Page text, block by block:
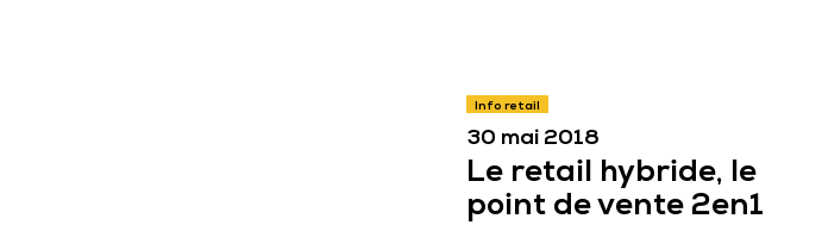
Info retail
30 mai 2018
Le retail hybride, le
point de vente 2en1